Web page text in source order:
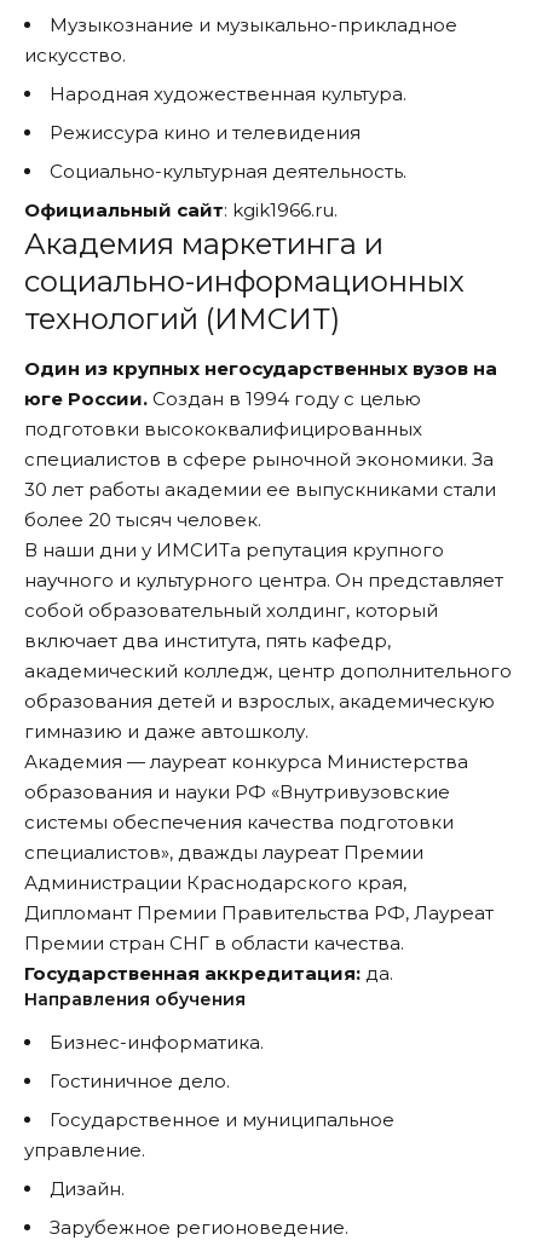
Музыкознание и музыкально-прикладное
искусство.
Народная художественная культура.
Режиссура кино и телевидения
Социально-культурная деятельность.
Официальный сайт: kgik1966.ru.
Академия маркетинга и
социально-информационных
технологий (ИМСИТ)
Один из крупных негосударственных вузов на
юге России. Создан в 1994 году с целью
подготовки высококвалифицированных
специалистов в сфере рыночной экономики. За
30 лет работы академии ее выпускниками стали
более 20 тысяч человек.
В наши дни у ИМСИТа репутация крупного
научного и культурного центра. Он представляет
собой образовательный холдинг, который
включает два института, пять кафедр,
академический колледж, центр дополнительного
образования детей и взрослых, академическую
гимназию и даже автошколу.
Академия — лауреат конкурса Министерства
образования и науки РФ «Внутривузовские
системы обеспечения качества подготовки
специалистов», дважды лауреат Премии
Администрации Краснодарского края,
Дипломант Премии Правительства РФ, Лауреат
Премии стран СНГ в области качества.
Государственная аккредитация: да.
Направления обучения
Бизнес-информатика.
Гостиничное дело.
Государственное и муниципальное
управление.
Дизайн.
Зарубежное регионоведение.